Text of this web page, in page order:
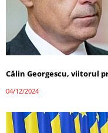
Călin Georgescu, viitorul
04/12/2024